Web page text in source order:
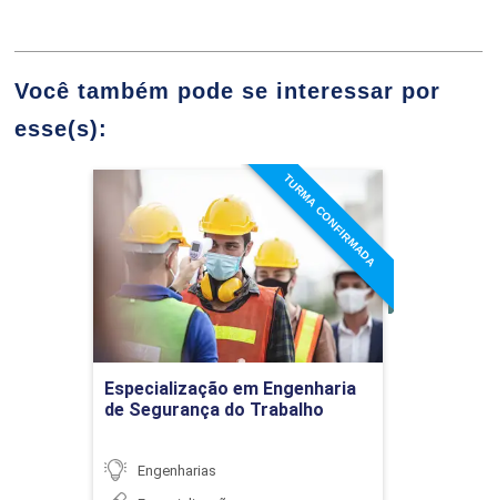
ENGENHARIA LEGAL, PERÍCIAS
JUDICIAIS E ELABORAÇÃO DE
LAUDOS E PARECERES
TÉCNICOS
Você também pode se interessar por
esse(s):
Especialização em Engenharia
de Segurança do Trabalho
TURMA CONFIRMADA
Engenharias
Especialização em
Engenharia de Segurança
do Trabalho
Detalhes do curso